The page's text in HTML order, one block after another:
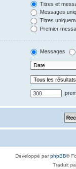
Titres et
Messages
Titres
Premier
Messages
Développé parphpBB®
Traduit